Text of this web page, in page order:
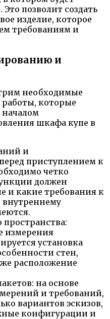
позволит создать
изделие, которое
требованиям и
и
необходимые
которые
началом
шкафа купе в
и
приступлением к
четко
должен
и какие требования к
внутреннему
пространства:
измерения
установка
стен,
расположение
на основе
и требований,
вариантов эскизов,
конфигурации и